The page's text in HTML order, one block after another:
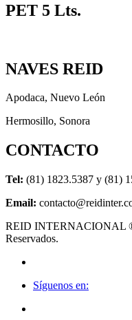
PET 5 Lts.
NAVES REID
Apodaca, Nuevo León
Hermosillo, Sonora
CONTACTO
Tel: (81) 1823.5387 y (81)
Email:
REID INTERNACIONAL
Reservados.
Síguenos en: